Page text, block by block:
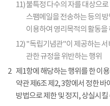
11)불특정 다수의 자를 대상으
스팸메일을 전송하는 등의
이용하여 영리목적의 활동을
12)"독립기념관"이 제공하는 서
관한 규정을 위반하는 행위
2 제1항에 해당하는 행위를 한 이
약관 제6조 제2, 3항에서 정한
방법으로 제한 및 정지, 상실시킬